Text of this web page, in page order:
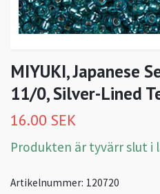
MIYUKI, Japanese
11/0, Silver-Lined
16.00 SEK
Produkten är tyvärr slut i
Artikelnummer: 120720